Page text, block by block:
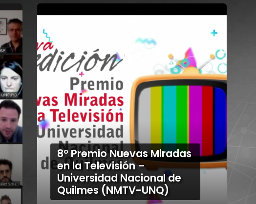
Nuestras series
universitarias en Deportv